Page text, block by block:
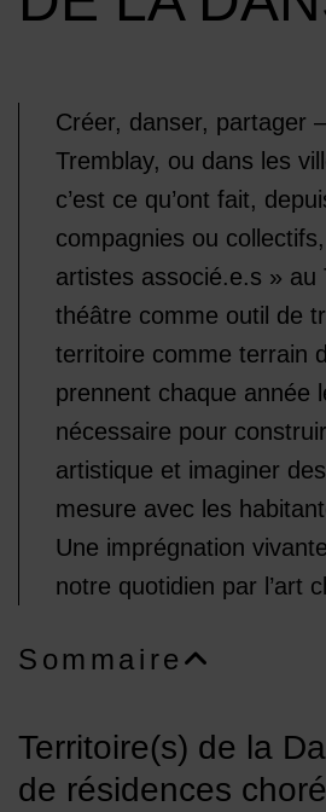
Créer, danser, partager
Tremblay, ou dans les
c’est ce qu’ont fait,
compagnies ou
artistes associé.e.s » au
théâtre comme outil de
territoire comme terrain
prennent chaque année
nécessaire pour
artistique et imaginer
mesure avec les
Une imprégnation
notre quotidien par l’art
Sommaire
Territoire(s) de la
de résidences